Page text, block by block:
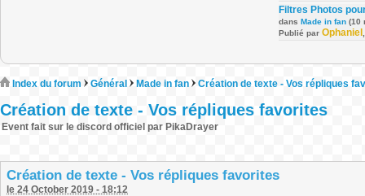
Filtres Photos
dans Made in fan (10
Publié par Ophaniel
Index du forum Général Made in fan Création de texte - Vos répliques
Création de texte - Vos répliques favorites
Event fait sur le discord officiel par PikaDrayer
Création de texte - Vos répliques favorites
le 24 October 2019 - 18:12